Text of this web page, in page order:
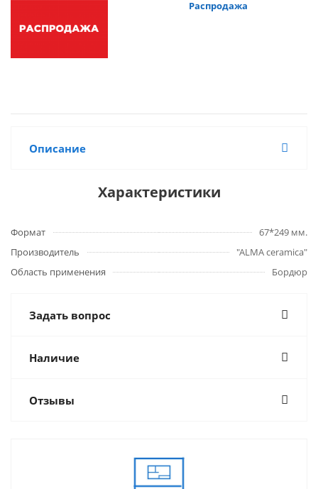
Распродажа
Описание
Характеристики
Формат
67*249 мм.
Производитель
"ALMA ceramica"
Область применения
Бордюр
Задать вопрос
Наличие
Отзывы